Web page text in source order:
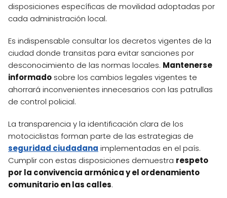
disposiciones específicas de movilidad adoptadas por
cada administración local.
Es indispensable consultar los decretos vigentes de la
ciudad donde transitas para evitar sanciones por
desconocimiento de las normas locales. Mantenerse
informado sobre los cambios legales vigentes te
ahorrará inconvenientes innecesarios con las patrullas
de control policial.
La transparencia y la identificación clara de los
motociclistas forman parte de las estrategias de
seguridad ciudadana implementadas en el país.
Cumplir con estas disposiciones demuestra respeto
por la convivencia armónica y el ordenamiento
comunitario en las calles.